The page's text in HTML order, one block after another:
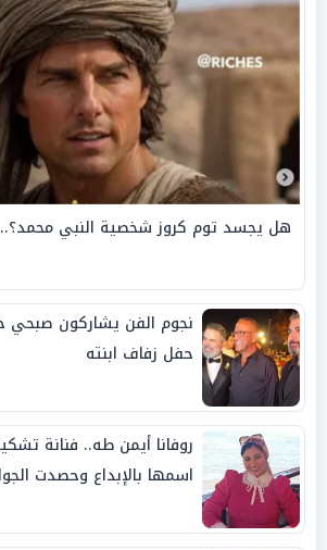
هل يجسد توم كروز شخصية النبي محمد؟..
نجوم الفن يشاركون صبحي
حفل زفاف ابنته
روفانا أيمن طه.. فنانة
اسمها بالإبداع وحصدت